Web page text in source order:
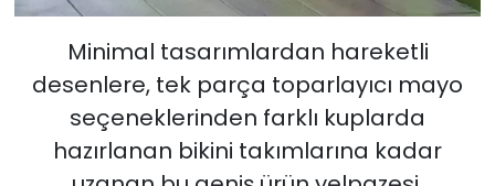
Minimal tasarımlardan hareketli
desenlere, tek parça toparlayıcı mayo
seçeneklerinden farklı kuplarda
hazırlanan bikini takımlarına kadar